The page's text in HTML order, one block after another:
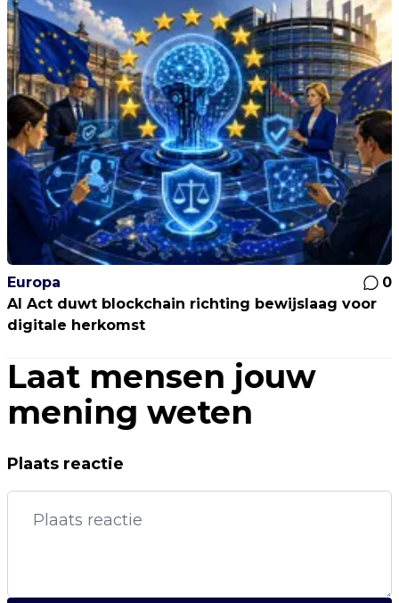
Europa
0
AI Act duwt blockchain richting bewijslaag voor
digitale herkomst
Laat mensen jouw
mening weten
Plaats reactie